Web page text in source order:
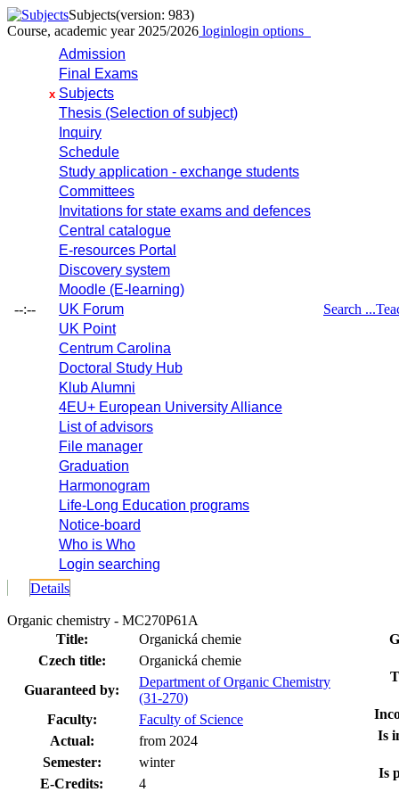
Subjects(version: 983)
Course, academic year 2025/2026 loginlogin options
--:--
Admission
Final Exams
x Subjects
Thesis (Selection of subject)
Inquiry
Schedule
Study application - exchange students
Committees
Invitations for state exams and defences
Central catalogue
E-resources Portal
Discovery system
Moodle (E-learning)
UK Forum
UK Point
Centrum Carolina
Doctoral Study Hub
Klub Alumni
4EU+ European University Alliance
List of advisors
File manager
Graduation
Harmonogram
Life-Long Education programs
Notice-board
Who is Who
Login searching
Search ...
Details
Organic chemistry - MC270P61A
Title:
Organická chemie
Czech title:
Organická chemie
Guaranteed by:
Department of Organic Chemistry
(31-270)
Faculty:
Faculty of Science
Actual:
from 2024
Semester:
winter
E-Credits:
4
Is
Is